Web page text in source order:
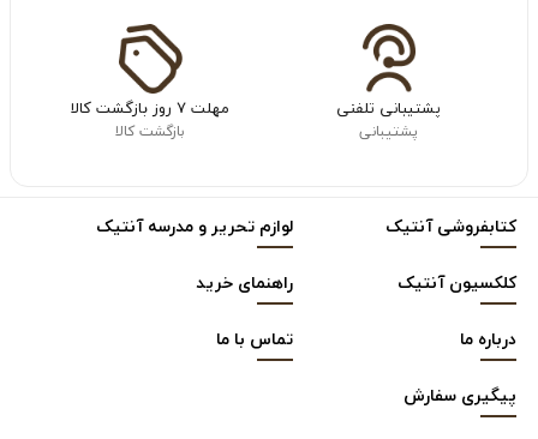
پشتیبانی تلفنی
پشتیبانی
مهلت ۷ روز بازگشت کالا
بازگشت کالا
کتابفروشی آنتیک
لوازم تحریر و مدرسه آنتیک
کلکسیون آنتیک
راهنمای خرید
درباره ما
تماس با ما
پیگیری سفارش